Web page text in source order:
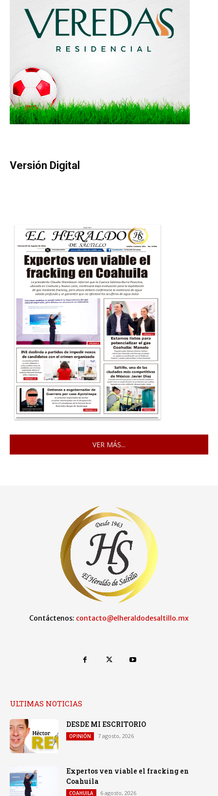
Versión Digital
VER MÁS...
Contáctenos: contacto@elheraldodesaltillo.mx
ULTIMAS NOTICIAS
DESDE MI ESCRITORIO
OPINIÓN 7 agosto, 2026
Expertos ven viable el fracking en
Coahuila
COAHUILA 6 agosto, 2026